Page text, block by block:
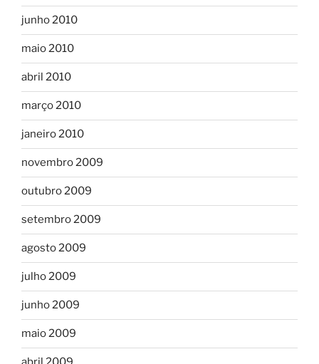
junho 2010
maio 2010
abril 2010
março 2010
janeiro 2010
novembro 2009
outubro 2009
setembro 2009
agosto 2009
julho 2009
junho 2009
maio 2009